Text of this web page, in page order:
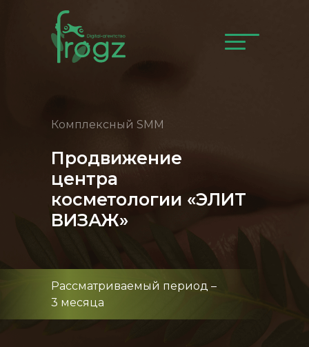
Продвижение
центра
косметологии «ЭЛИТ
ВИЗАЖ»
Комплексный SMM
Рассматриваемый период –
3 месяца